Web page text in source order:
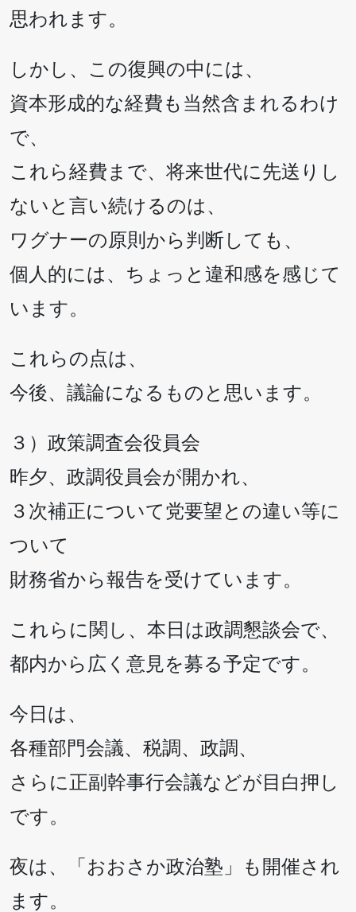
思われます。
しかし、この復興の中には、
資本形成的な経費も当然含まれるわけ
で、
これら経費まで、将来世代に先送りし
ないと言い続けるのは、
ワグナーの原則から判断しても、
個人的には、ちょっと違和感を感じて
います。
これらの点は、
今後、議論になるものと思います。
３）政策調査会役員会
昨夕、政調役員会が開かれ、
３次補正について党要望との違い等に
ついて
財務省から報告を受けています。
これらに関し、本日は政調懇談会で、
都内から広く意見を募る予定です。
今日は、
各種部門会議、税調、政調、
さらに正副幹事行会議などが目白押し
です。
夜は、「おおさか政治塾」も開催され
ます。